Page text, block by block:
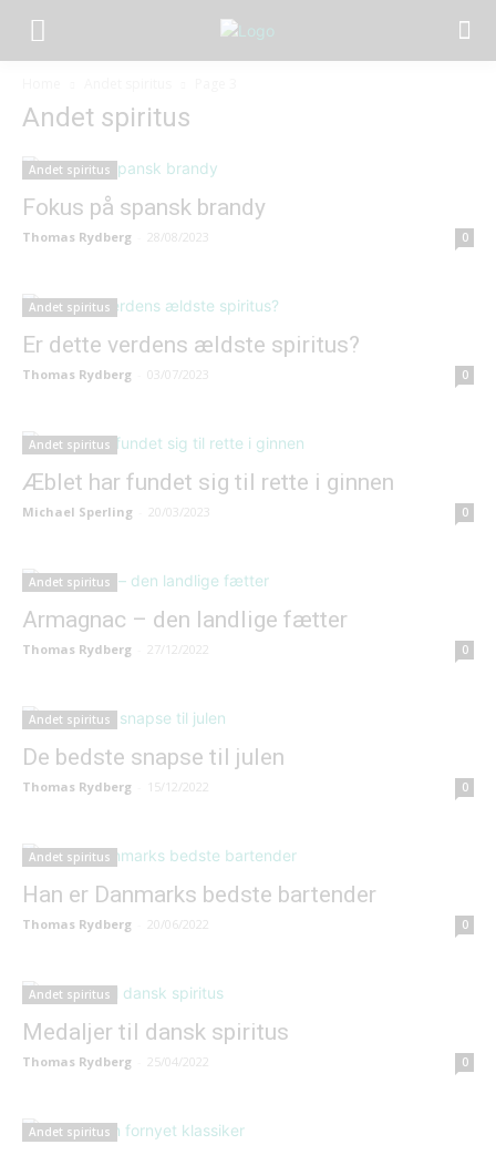
Andet spiritus
Andet spiritus
Fokus på spansk brandy
Thomas Rydberg 28/08/2023 0
Andet spiritus
Er dette verdens ældste spiritus?
Thomas Rydberg 03/07/2023 0
Andet spiritus
Æblet har fundet sig til rette i ginnen
Michael Sperling 20/03/2023 0
Andet spiritus
Armagnac – den landlige fætter
Thomas Rydberg 27/12/2022 0
Andet spiritus
De bedste snapse til julen
Thomas Rydberg 15/12/2022 0
Andet spiritus
Han er Danmarks bedste bartender
Thomas Rydberg 20/06/2022 0
Andet spiritus
Medaljer til dansk spiritus
Thomas Rydberg 25/04/2022 0
Andet spiritus